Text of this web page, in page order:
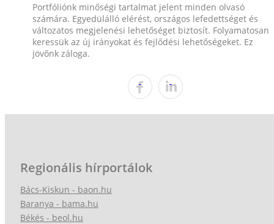
Portfóliónk minőségi tartalmat jelent minden olvasó
számára. Egyedülálló elérést, országos lefedettséget és
változatos megjelenési lehetőséget biztosít. Folyamatosan
keressük az új irányokat és fejlődési lehetőségeket. Ez
jövőnk záloga.
Regionális hírportálok
Bács-Kiskun - baon.hu
Baranya - bama.hu
Békés - beol.hu